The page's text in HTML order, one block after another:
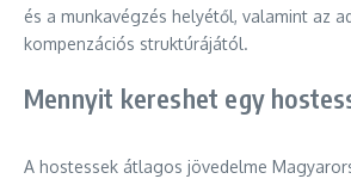
és a munkavégzés helyétől, valamint az
kompenzációs struktúrájától.
Mennyit kereshet egy
A hostessek átlagos jövedelme